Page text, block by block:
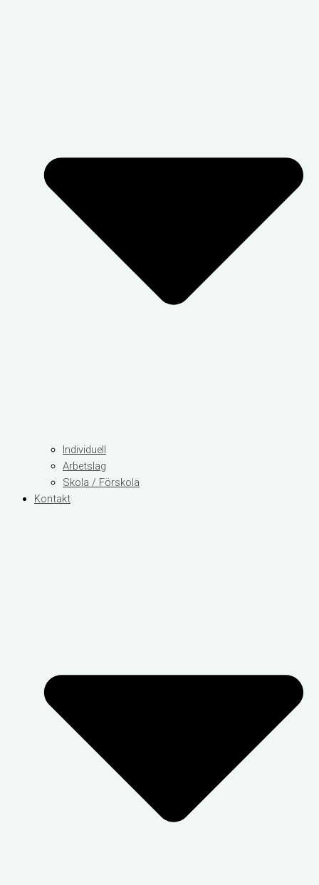
Individuell
Arbetslag
Skola / Förskola
Kontakt